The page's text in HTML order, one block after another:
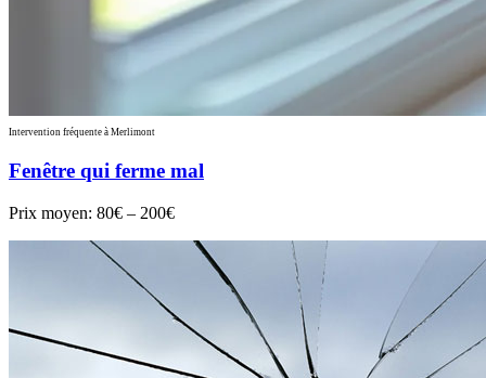
Intervention fréquente à Merlimont
Fenêtre qui ferme mal
Prix moyen: 80€ – 200€